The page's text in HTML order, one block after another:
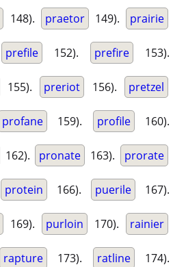
148). praetor 149). prairie
prefile 152). prefire 153).
155). preriot 156). pretzel
profane 159). profile 160).
162). pronate 163). prorate
protein 166). puerile 167).
169). purloin 170). rainier
rapture 173). ratline 174).